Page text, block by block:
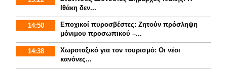
Ιθάκη δεν...
14:50
Εποχικοί πυροσβέστες: Ζητούν πρόσληψη
μόνιμου προσωπικού –...
14:38
Χωροταξικό για τον τουρισμό: Οι νέοι
κανόνες...